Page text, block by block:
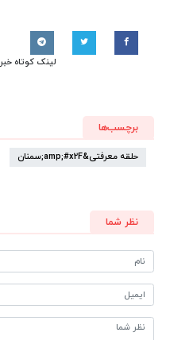
لینک کوتاه خبر
برچسب‌ها
حلقه معرفتی&amp;#x2F;سمنان
نظر شما